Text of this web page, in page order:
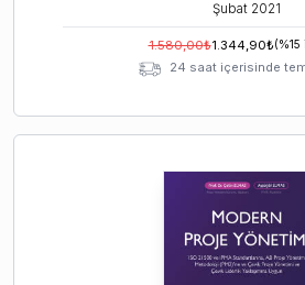
Şubat 2021
1.580,00₺1.344,90₺(%15
24 saat içerisinde